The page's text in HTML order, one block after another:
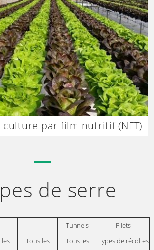
culture par film nutritif (NFT)
de serre
Tunnels
Filets
les
Tous les
Tous les
Types de récoltes